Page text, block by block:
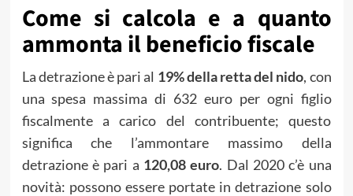
Come si calcola e a quanto
ammonta il beneficio fiscale
La detrazione è pari al 19% della retta del nido, con
una spesa massima di 632 euro per ogni figlio
fiscalmente a carico del contribuente; questo
significa che l’ammontare massimo della
detrazione è pari a 120,08 euro. Dal 2020 c’è una
novità: possono essere portate in detrazione solo